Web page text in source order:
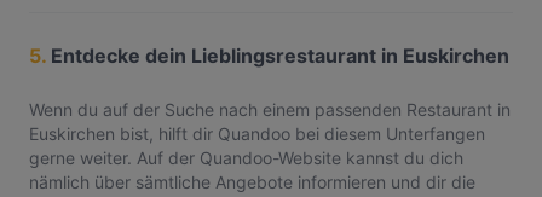
5. Entdecke dein Lieblingsrestaurant in Euskirchen
Wenn du auf der Suche nach einem passenden Restaurant in
Euskirchen bist, hilft dir Quandoo bei diesem Unterfangen
gerne weiter. Auf der Quandoo-Website kannst du dich
nämlich über sämtliche Angebote informieren und dir die